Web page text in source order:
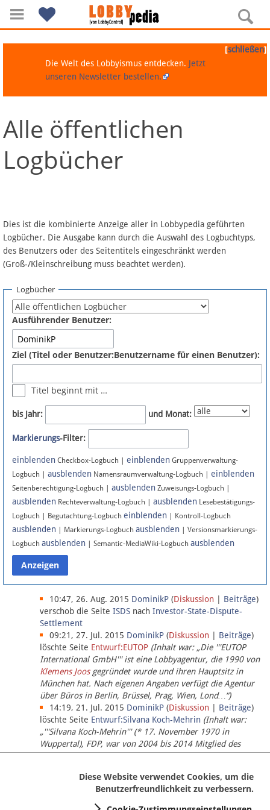
Navigation
Über Lobbypedia
Artikel nach Kategorien
FAQ
Fördermitglied werden
Fehler melden
Newsletter
Bluesky
Facebook
Instagram
Anmelden
Datenschutz
Über Lobbypedia
Impressum
[schließen]
Die Welt des Lobbyismus entdecken. Jetzt
unseren Newsletter bestellen.
Alle öffentlichen
Logbücher
Dies ist die kombinierte Anzeige aller in Lobbypedia geführten
Logbücher. Die Ausgabe kann durch die Auswahl des Logbuchtyps,
des Benutzers oder des Seitentitels eingeschränkt werden
(Groß-/Kleinschreibung muss beachtet werden).
Logbücher
Ausführender Benutzer:
Ziel (Titel oder Benutzer:Benutzername für einen Benutzer):
Titel beginnt mit …
bis Jahr: und Monat:
Markierungs-Filter:
einblenden Checkbox-Logbuch | einblenden Gruppenverwaltung-
Logbuch | ausblenden Namensraumverwaltung-Logbuch | einblenden
Seitenberechtigung-Logbuch | ausblenden Zuweisungs-Logbuch |
ausblenden Rechteverwaltung-Logbuch | ausblenden Lesebestätigungs-
Logbuch | Begutachtung-Logbuch einblenden | Kontroll-Logbuch
ausblenden | Markierungs-Logbuch ausblenden | Versionsmarkierungs-
Logbuch ausblenden | Semantic-MediaWiki-Logbuch ausblenden
10:47, 26. Aug. 2015 DominikP (Diskussion Beiträge)
verschob die Seite ISDS nach Investor-State-Dispute-
Settlement
09:21, 27. Jul. 2015 DominikP (Diskussion Beiträge)
löschte Seite Entwurf:EUTOP (Inhalt war: „Die '''EUTOP
International GmbH''' ist eine Lobbyagentur, die 1990 von
Klemens Joosgegründet wurde und ihren Hauptsitz in
München hat. Nach eigenen Angaben verfügt die Agentur
über Büros in Berlin, Brüssel, Prag, Wien, Lond…“)
14:19, 21. Jul. 2015 DominikP (Diskussion Beiträge)
löschte Seite Entwurf:Silvana Koch-Mehrin (Inhalt war:
„'''Silvana Koch-Mehrin''' (* 17. November 1970 in
Wuppertal), FDP, war von 2004 bis 2014 Mitglied des
Europäischen Parlaments, seit November 2014 ist sie für
Diese Website verwendet Cookies, um die
Benutzerfreundlichkeit zu verbessern.